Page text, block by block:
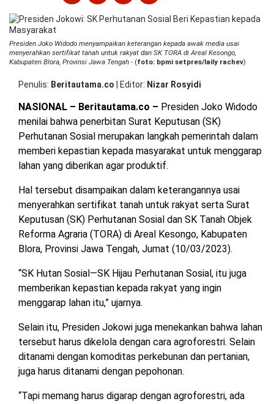
PEMERINTAHAN
OPINI
PENDIDIKAN
HIBURAN
BERITABARU.CO
KABARBARU.CO
SERIKATNEWS.COM
PEWARTANUSANTARA.COM
LANGGAR.CO
JOBNAS.COM
SURAU.CO
TENTANG
KAMI
KERJASAMA
PEDOMAN
MEDIA
CYBER
Presiden Joko Widodo menyampaikan keterangan kepada awak media usai
menyerahkan sertifikat tanah untuk rakyat dan SK TORA di Areal Kesongo,
Kabupaten Blora, Provinsi Jawa Tengah - (foto: bpmi setpres/laily rachev)
Penulis Beritautama.co Editor Nizar Rosyidi
NASIONAL – Beritautama.co – Presiden Joko Widodo
menilai bahwa penerbitan Surat Keputusan (SK)
Perhutanan Sosial merupakan langkah pemerintah dalam
memberi kepastian kepada masyarakat untuk menggarap
lahan yang diberikan agar produktif.
Hal tersebut disampaikan dalam keterangannya usai
menyerahkan sertifikat tanah untuk rakyat serta Surat
Keputusan (SK) Perhutanan Sosial dan SK Tanah Objek
Reforma Agraria (TORA) di Areal Kesongo, Kabupaten
Blora, Provinsi Jawa Tengah, Jumat (10/03/2023).
“SK Hutan Sosial—SK Hijau Perhutanan Sosial, itu juga
memberikan kepastian kepada rakyat yang ingin
menggarap lahan itu,” ujarnya.
Selain itu, Presiden Jokowi juga menekankan bahwa lahan
tersebut harus dikelola dengan cara agroforestri. Selain
ditanami dengan komoditas perkebunan dan pertanian,
juga harus ditanami dengan pepohonan.
“Tapi memang harus digarap dengan agroforestri, ada